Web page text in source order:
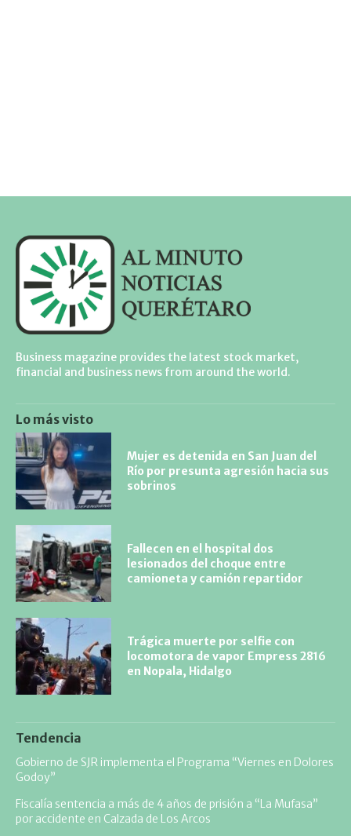
Business magazine provides the latest stock market,
financial and business news from around the world.
Lo más visto
Mujer es detenida en San Juan del
Río por presunta agresión hacia sus
sobrinos
Fallecen en el hospital dos
lesionados del choque entre
camioneta y camión repartidor
Trágica muerte por selfie con
locomotora de vapor Empress 2816
en Nopala, Hidalgo
Tendencia
Gobierno de SJR implementa el Programa “Viernes en Dolores
Godoy”
Fiscalía sentencia a más de 4 años de prisión a “La Mufasa”
por accidente en Calzada de Los Arcos